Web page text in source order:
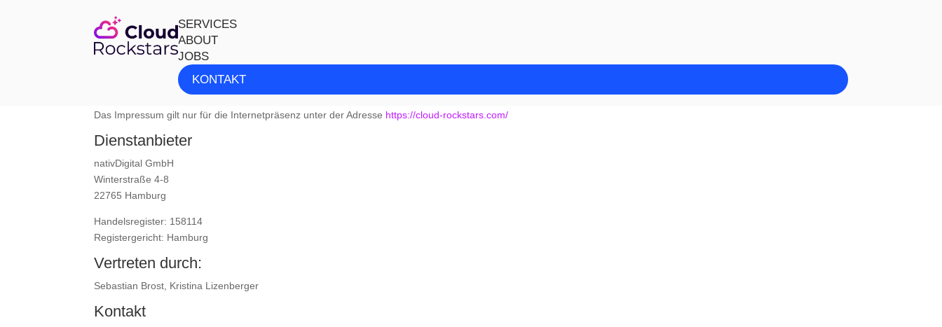
SERVICES
ABOUT
JOBS
KONTAKT
Impressum
Verantwortungsbereich
Das Impressum gilt nur für die Internetpräsenz unter der Adresse https://cloud-rockstars.com/
Dienstanbieter
nativDigital GmbH
Winterstraße 4-8
22765 Hamburg
Handelsregister: 158114
Registergericht: Hamburg
Vertreten durch:
Sebastian Brost, Kristina Lizenberger
Kontakt